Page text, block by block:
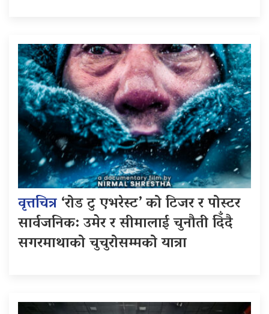
वृत्तचित्र‘रोड टु एभरेस्ट’ को टिजर र पोस्टर
सार्वजनिक: उमेर र सीमालाई चुनौती दिँदै
सगरमाथाको चुचुरोसम्मको यात्रा